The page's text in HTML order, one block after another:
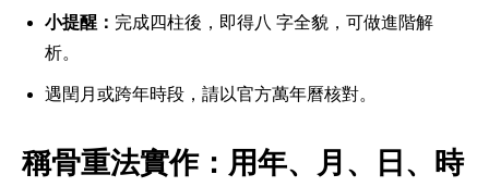
小提醒： 完成四柱後，即得八 字全貌，可做進階解
析。
遇閏月或跨年時段，請以官方萬年曆核對。
稱骨重法實作：用年、月、日、時